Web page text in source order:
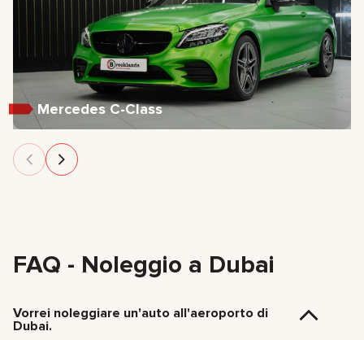
Mercedes C-Class
FAQ - Noleggio a Dubai
Vorrei noleggiare un'auto all'aeroporto di
Dubai.